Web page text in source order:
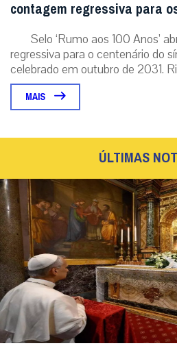
contagem regressiva para
Selo ‘Rumo aos 100 Anos’
regressiva para o centenário do
celebrado em outubro de 2031.
MAIS
ÚLTIMAS